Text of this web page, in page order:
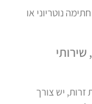
נוטריוני או
זרות, יש צורך